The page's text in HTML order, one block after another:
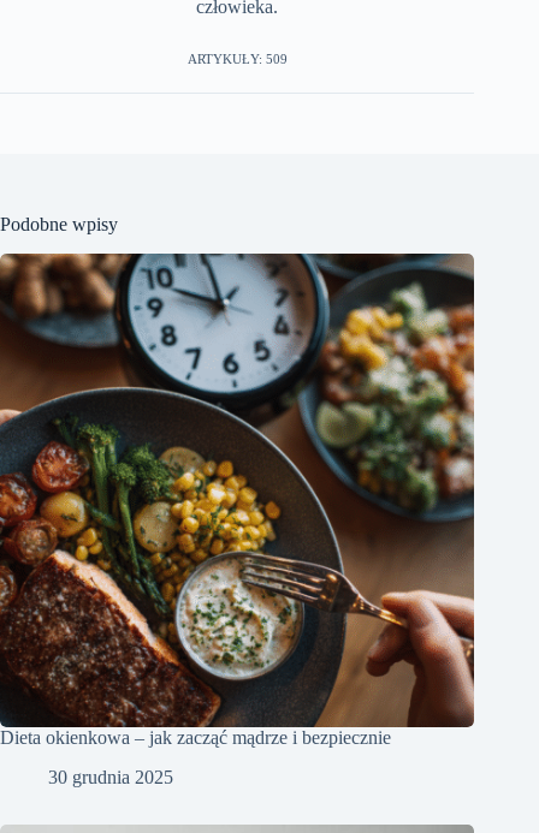
człowieka.
ARTYKUŁY: 509
Podobne wpisy
Dieta okienkowa – jak zacząć mądrze i bezpiecznie
30 grudnia 2025